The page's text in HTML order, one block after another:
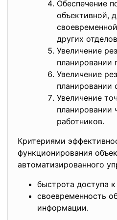
Обеспечение
объективной,
других
Увеличение
планировании
Увеличение
планировании
Увеличение
планировании
работников.
Критериями
функционирования
автоматизированного
быстрота доступа
своевременность
информации.